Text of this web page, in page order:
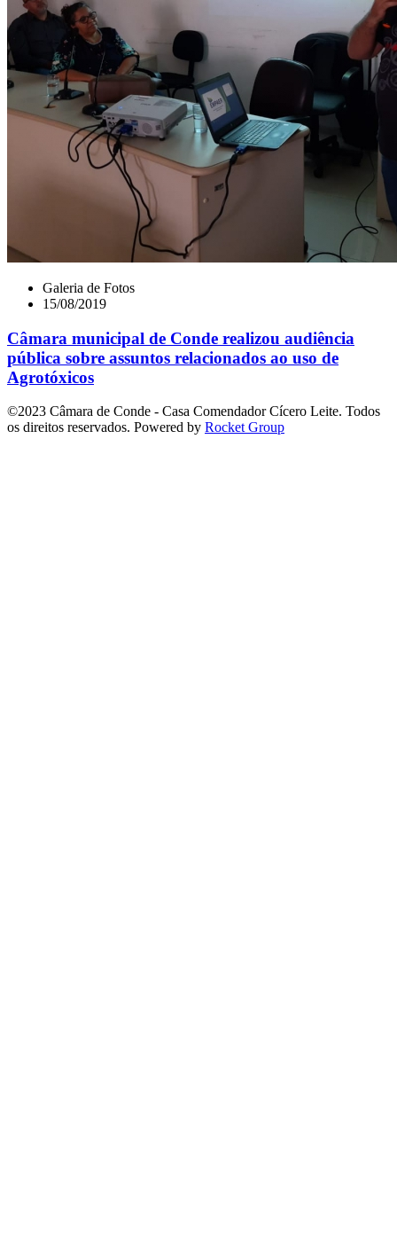
Galeria de Fotos
15/08/2019
Câmara municipal de Conde realizou audiência
pública sobre assuntos relacionados ao uso de
Agrotóxicos
©2023 Câmara de Conde - Casa Comendador Cícero Leite. Todos
os direitos reservados. Powered by Rocket Group